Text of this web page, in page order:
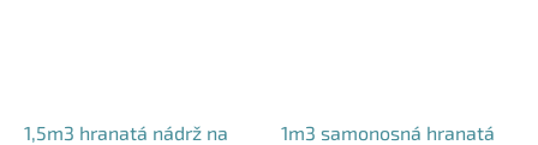
1,5m3 hranatá nádrž na
1m3 samonosná hranatá